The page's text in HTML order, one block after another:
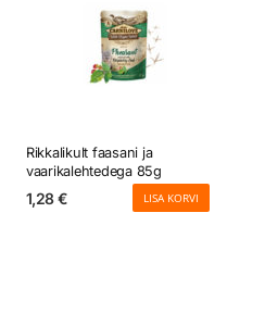
Rikkalikult faasani ja
vaarikalehtedega 85g
1,28€ LISA KORVI